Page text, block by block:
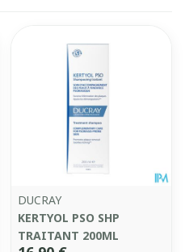
DUCRAY
KERTYOL PSO SHP
TRAITANT 200ML